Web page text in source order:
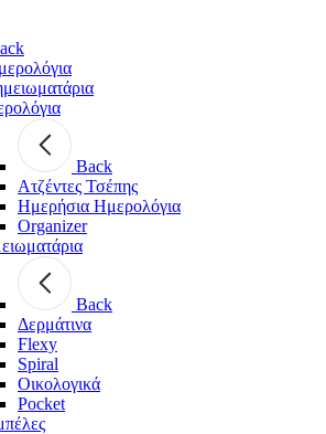
Back
Ατζέντες Τσέπης
Ημερήσια Ημερολόγια
Organizer
Back
Δερμάτινα
Flexy
Spiral
Οικολογικά
Pocket